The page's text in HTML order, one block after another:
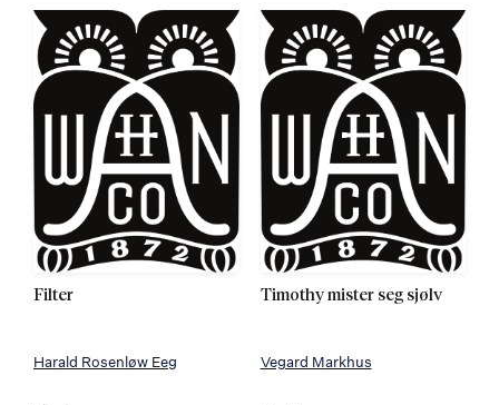
Filter
Harald Rosenløw Eeg
Timothy mister seg sjølv
Vegard Markhus